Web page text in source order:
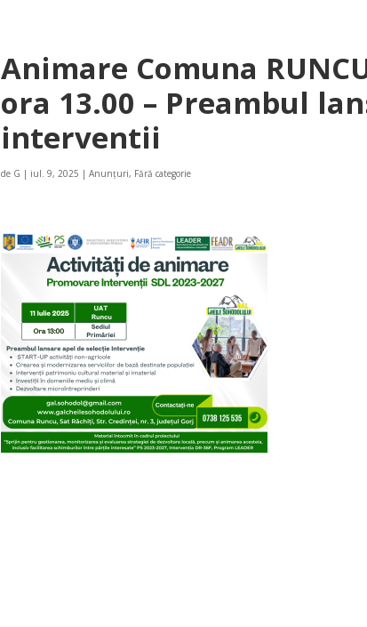
Animare Comuna
ora 13.00 – Preambul
interventii
de G | iul. 9, 2025 | Anunțuri, Fără categorie